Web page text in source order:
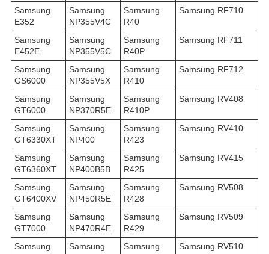
Samsung
E352
Samsung
NP355V4C
Samsung
R40
Samsung RF710
Samsung
E452E
Samsung
NP355V5C
Samsung
R40P
Samsung RF711
Samsung
GS6000
Samsung
NP355V5X
Samsung
R410
Samsung RF712
Samsung
GT6000
Samsung
NP370R5E
Samsung
R410P
Samsung RV408
Samsung
GT6330XT
Samsung
NP400
Samsung
R423
Samsung RV410
Samsung
GT6360XT
Samsung
NP400B5B
Samsung
R425
Samsung RV415
Samsung
GT6400XV
Samsung
NP450R5E
Samsung
R428
Samsung RV508
Samsung
GT7000
Samsung
NP470R4E
Samsung
R429
Samsung RV509
Samsung
Samsung
Samsung
Samsung RV510